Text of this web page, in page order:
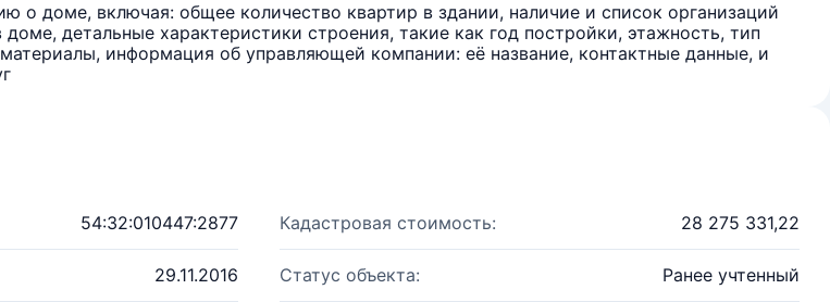
о доме, включая: общее количество квартир в здании, наличие и список организаций
детальные характеристики строения, такие как год постройки, этажность, тип
информация об управляющей компании: её название, контактные данные, и
54:32:010447:2877 Кадастровая стоимость: 28 275 331,22
29.11.2016 Статус объекта: Ранее учтенный